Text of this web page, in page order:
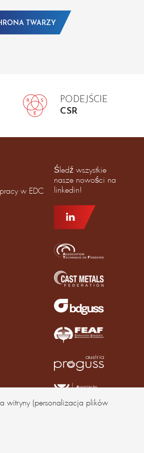
TWARZY
witryny (personalizacja plików
PODEJŚCIE
CSR
w EDC
Śledź wszystkie
nasze nowości na
linkedin!